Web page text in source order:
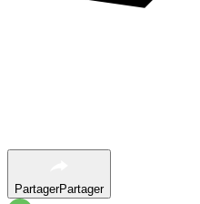
PartagerPartager